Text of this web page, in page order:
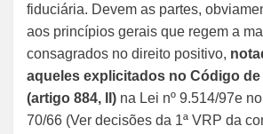
fiduciária. Devem as partes,
aos princípios gerais que regem a
consagrados no direito positivo,
aqueles explicitados no Código de
(artigo 884, II) na Lei nº 9.514/97e
70/66 (Ver decisões da 1ª VRP da